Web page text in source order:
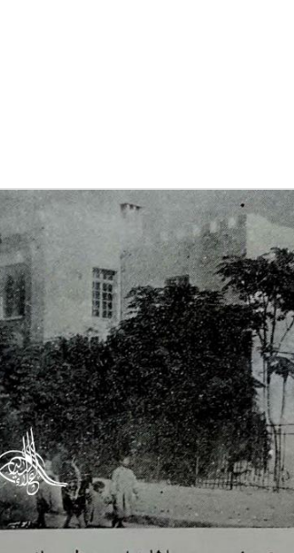
كتاب "ألف ليلة وليلة" 1862م -
الاصلية غير المنقحة